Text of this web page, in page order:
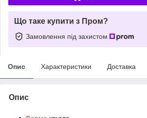
Що таке купити з Пром?
Замовлення під захистом
Опис Характеристики Доставка
Опис